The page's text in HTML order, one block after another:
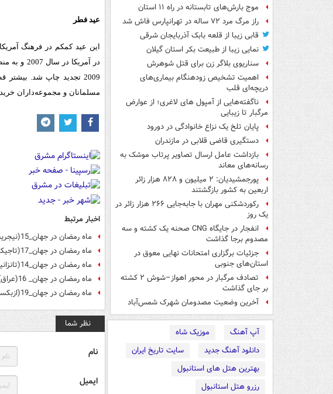
موج بارش‌های تابستانه در راه ۱۱ استان
راز مرگ مرد ۷۲ ساله در تهرانپارس فاش شد
قابی زیبا از قلعه بابک آذربایجان شرقی
نمایی زیبا از طبیعت بکر استان گیلان
سناریوی بلاگر زن برای قتل شوهرش
اهمیت تشخیص زودهنگام بیماری‌های
دریچه‌ای قلب
ناگفته‌هایی از آمپول های لاغری؛ از عوارض
مرگبار تا زیبایی
پایان تلخ یک نزاع خانوادگی در دورود
دستگیری قاضی قلابی در مازندران
بازداشت عامل ارسال تصاویر پرتاب موشک به
رسانه‌های معاند
پورجمشیدیان: ۲ میلیون و ۸۲۸ هزار زائر
اربعین به کشور بازگشتند
رکوردشکنی مهران با جابه‌جایی ۲۶۶ هزار زائر در
یک روز
انفجار در جایگاه CNG صحنه یک کشته و سه
مصدوم برجا گذاشت
جزئیات برگزاری امتحانات نهایی معوق در
استان‌های جنوبی
تصادف مرگبار در محور اهواز–شوش ۲ کشته
بر جای گذاشت
آخرین وضعیت مصدومان شهرک شمس‌آباد
آپ آهنگ
موزیک شاه
دانلود آهنگ جدید
سایت تاریخ ایران
بهترین هتل های استانبول
رزرو هتل استانبول
عید فطر
این عید کم‏کم در فرهنگ
در
2009 تجدید چاپ ‌شد.
مسلمانان و مجموعه‌داران
اخبار مرتبط
ماه رمضان در جهان_15(نیجریه)
ماه رمضان در جهان_17(تاجیکستان)
ماه رمضان در جهان_14(تانزانیا)
ماه رمضان در جهان_ 16(عراق)
ماه رمضان در جهان_19(ازبکستان)
نظر شما
نام
ایمیل